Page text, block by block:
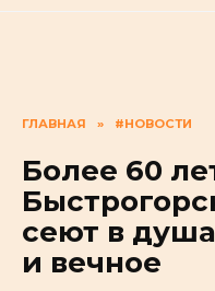
ГЛАВНАЯ » #НОВОСТИ
Более 60
сеют в
и вечное